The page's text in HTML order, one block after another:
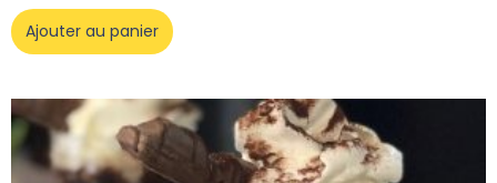
Ajouter au panier